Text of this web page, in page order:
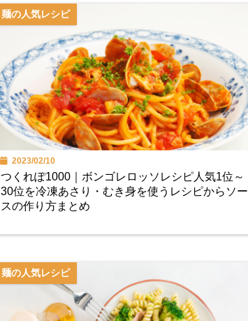
麺の人気レシピ
2023/02/10
つくれぽ1000｜ボンゴレロッソレシピ人気1位～
30位を冷凍あさり・むき身を使うレシピからソー
スの作り方まとめ
麺の人気レシピ